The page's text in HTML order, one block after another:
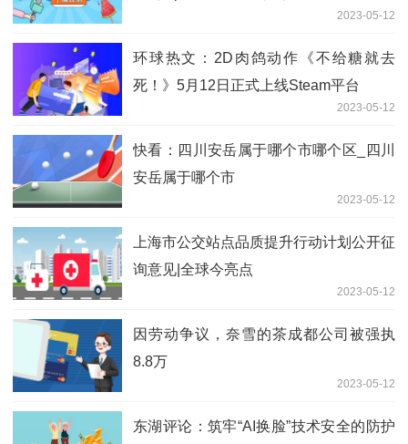
2023-05-12
环球热文：2D肉鸽动作《不给糖就去
死！》5月12日正式上线Steam平台
2023-05-12
快看：四川安岳属于哪个市哪个区_四川
安岳属于哪个市
2023-05-12
上海市公交站点品质提升行动计划公开征
询意见|全球今亮点
2023-05-12
因劳动争议，奈雪的茶成都公司被强执
8.8万
2023-05-12
东湖评论：筑牢“AI换脸”技术安全的防护